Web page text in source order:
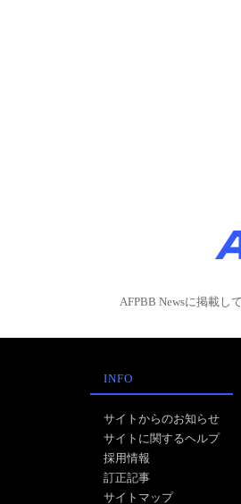
AFPBB Newsに掲載し
INFO
サイトからのお知らせ
サイトに関するヘルプ
採用情報
訂正記事
サイトマップ